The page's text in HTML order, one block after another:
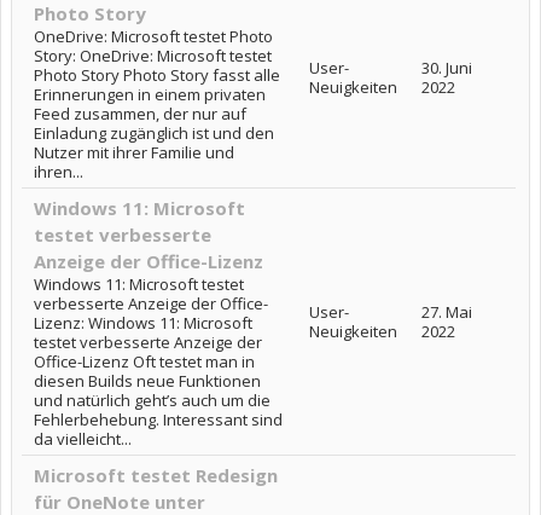
Photo Story
OneDrive: Microsoft testet Photo
Story: OneDrive: Microsoft testet
Photo Story Photo Story fasst alle
Erinnerungen in einem privaten
Feed zusammen, der nur auf
Einladung zugänglich ist und den
Nutzer mit ihrer Familie und
ihren...
User-
Neuigkeiten
30. Juni
2022
Windows 11: Microsoft
testet verbesserte
Anzeige der Office-Lizenz
Windows 11: Microsoft testet
verbesserte Anzeige der Office-
Lizenz: Windows 11: Microsoft
testet verbesserte Anzeige der
Office-Lizenz Oft testet man in
diesen Builds neue Funktionen
und natürlich geht’s auch um die
Fehlerbehebung. Interessant sind
da vielleicht...
User-
Neuigkeiten
27. Mai
2022
Microsoft testet Redesign
für OneNote unter